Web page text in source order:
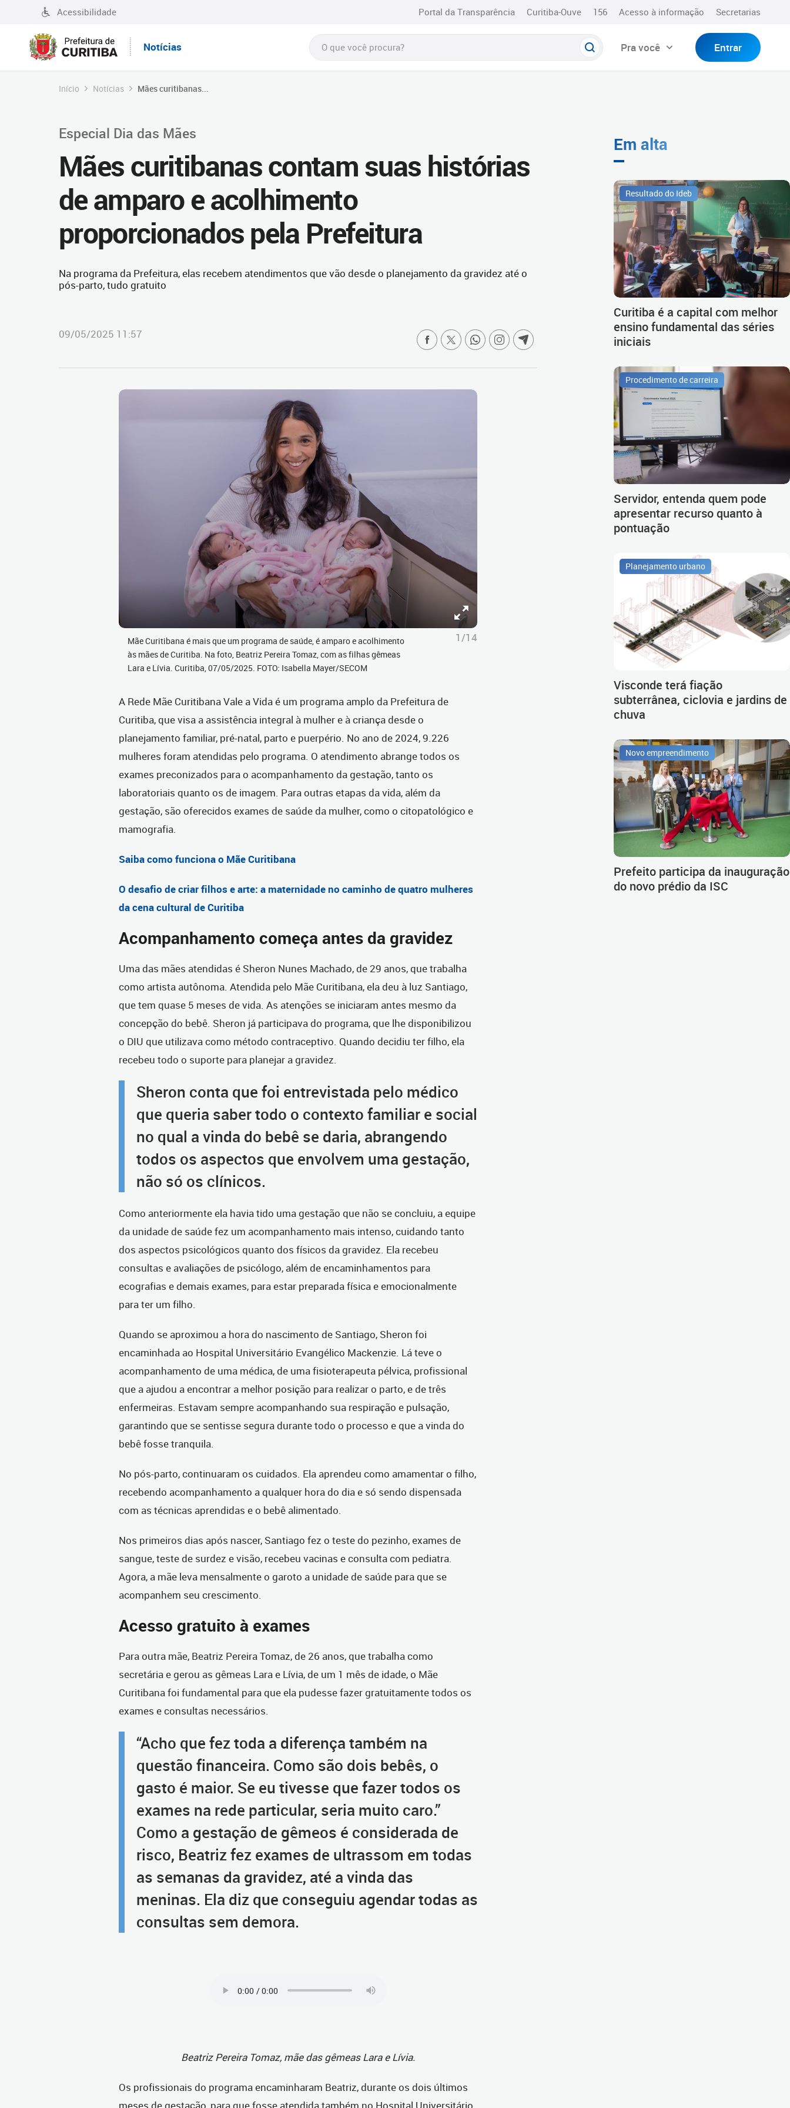
Acessibilidade Portal da Transparência Curitiba-Ouve 156 Acesso à informação Secretarias
Notícias Pra você Entrar
Início Notícias Mães curitibanas...
Especial Dia das Mães
Mães curitibanas contam suas histórias
de amparo e acolhimento
proporcionados pela Prefeitura
Na programa da Prefeitura, elas recebem atendimentos que vão desde o planejamento da gravidez até o
pós-parto, tudo gratuito
09/05/2025 11:57
Mãe Curitibana é mais que um programa de saúde, é amparo e acolhimento
às mães de Curitiba. Na foto, Beatriz Pereira Tomaz, com as filhas gêmeas
Lara e Lívia. Curitiba, 07/05/2025. FOTO: Isabella Mayer/SECOM
1/14
A Rede Mãe Curitibana Vale a Vida é um programa amplo da Prefeitura de
Curitiba, que visa a assistência integral à mulher e à criança desde o
planejamento familiar, pré-natal, parto e puerpério. No ano de 2024, 9.226
mulheres foram atendidas pelo programa. O atendimento abrange todos os
exames preconizados para o acompanhamento da gestação, tanto os
laboratoriais quanto os de imagem. Para outras etapas da vida, além da
gestação, são oferecidos exames de saúde da mulher, como o citopatológico e
mamografia.
Saiba como funciona o Mãe Curitibana
O desafio de criar filhos e arte: a maternidade no caminho de quatro mulheres
da cena cultural de Curitiba
Acompanhamento começa antes da gravidez
Uma das mães atendidas é Sheron Nunes Machado, de 29 anos, que trabalha
como artista autônoma. Atendida pelo Mãe Curitibana, ela deu à luz Santiago,
que tem quase 5 meses de vida. As atenções se iniciaram antes mesmo da
concepção do bebê. Sheron já participava do programa, que lhe disponibilizou
o DIU que utilizava como método contraceptivo. Quando decidiu ter filho, ela
recebeu todo o suporte para planejar a gravidez.
Sheron conta que foi entrevistada pelo médico
que queria saber todo o contexto familiar e social
no qual a vinda do bebê se daria, abrangendo
todos os aspectos que envolvem uma gestação,
não só os clínicos.
Como anteriormente ela havia tido uma gestação que não se concluiu, a equipe
da unidade de saúde fez um acompanhamento mais intenso, cuidando tanto
dos aspectos psicológicos quanto dos físicos da gravidez. Ela recebeu
consultas e avaliações de psicólogo, além de encaminhamentos para
ecografias e demais exames, para estar preparada física e emocionalmente
para ter um filho.
Quando se aproximou a hora do nascimento de Santiago, Sheron foi
encaminhada ao Hospital Universitário Evangélico Mackenzie. Lá teve o
acompanhamento de uma médica, de uma fisioterapeuta pélvica, profissional
que a ajudou a encontrar a melhor posição para realizar o parto, e de três
enfermeiras. Estavam sempre acompanhando sua respiração e pulsação,
garantindo que se sentisse segura durante todo o processo e que a vinda do
bebê fosse tranquila.
No pós-parto, continuaram os cuidados. Ela aprendeu como amamentar o filho,
recebendo acompanhamento a qualquer hora do dia e só sendo dispensada
com as técnicas aprendidas e o bebê alimentado.
Nos primeiros dias após nascer, Santiago fez o teste do pezinho, exames de
sangue, teste de surdez e visão, recebeu vacinas e consulta com pediatra.
Agora, a mãe leva mensalmente o garoto a unidade de saúde para que se
acompanhem seu crescimento.
Acesso gratuito à exames
Para outra mãe, Beatriz Pereira Tomaz, de 26 anos, que trabalha como
secretária e gerou as gêmeas Lara e Lívia, de um 1 mês de idade, o Mãe
Curitibana foi fundamental para que ela pudesse fazer gratuitamente todos os
exames e consultas necessários.
“Acho que fez toda a diferença também na
questão financeira. Como são dois bebês, o
gasto é maior. Se eu tivesse que fazer todos os
exames na rede particular, seria muito caro.”
Como a gestação de gêmeos é considerada de
risco, Beatriz fez exames de ultrassom em todas
as semanas da gravidez, até a vinda das
meninas. Ela diz que conseguiu agendar todas as
consultas sem demora.
Beatriz Pereira Tomaz, mãe das gêmeas Lara e Lívia.
Os profissionais do programa encaminharam Beatriz, durante os dois últimos
Em alta
Resultado do Ideb
Curitiba é a capital com melhor
ensino fundamental das séries
iniciais
Procedimento de carreira
Servidor, entenda quem pode
apresentar recurso quanto à
pontuação
Planejamento urbano
Visconde terá fiação
subterrânea, ciclovia e jardins de
chuva
Novo empreendimento
Prefeito participa da inauguração
do novo prédio da ISC